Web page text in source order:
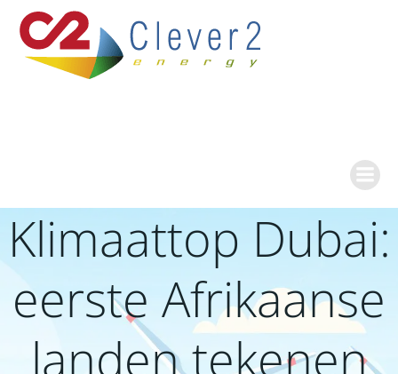
naar
de
inhoud
Klimaattop Dubai:
eerste Afrikaanse
landen tekenen